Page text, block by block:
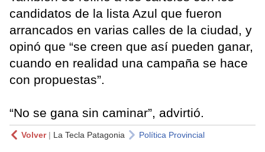
candidatos de la lista Azul que fueron
arrancados en varias calles de la ciudad, y
opinó que “se creen que así pueden ganar,
cuando en realidad una campaña se hace
con propuestas”.
“No se gana sin caminar”, advirtió.
Volver| La Tecla Patagonia Política Provincial